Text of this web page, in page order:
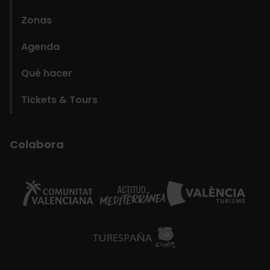
Zonas
Agenda
Qué hacer
Tickets & Tours
Colabora